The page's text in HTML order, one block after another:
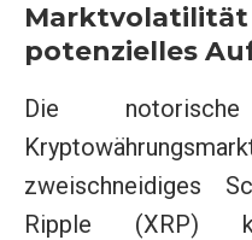
potenzielles
Die
zweischneidiges
Ripple (XRP)